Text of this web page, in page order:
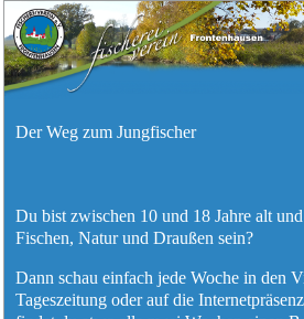
Der Weg zum Jungfischer
Du bist zwischen 10 und 18 Jahre alt und
Fischen, Natur und Draußen sein?
Dann schau einfach jede Woche in den
Tageszeitung oder auf die